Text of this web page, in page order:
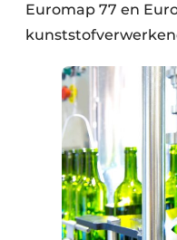
Euromap 77 en